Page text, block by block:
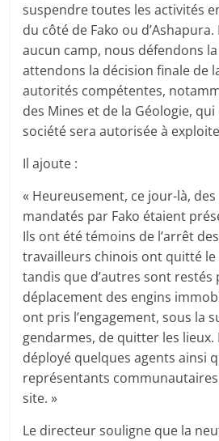
suspendre toutes les activités
du côté de Fako ou
aucun camp, nous défendons
attendons la décision finale de
autorités compétentes,
des Mines et de la Géologie,
société sera autorisée à
Il ajoute :
« Heureusement, ce jour-là,
mandatés par Fako étaient
Ils ont été témoins de l’arrêt
travailleurs chinois ont quitté le
tandis que d’autres sont
déplacement des engins
ont pris l’engagement, sous la
gendarmes, de quitter les lieux.
déployé quelques agents ainsi
représentants
site. »
Le directeur souligne que la